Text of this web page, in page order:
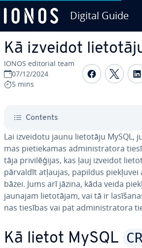
Digital Guide
Kā izveidot
IONOS editorial team
07/12/2024
5 mins
Share
Contents
Lai izveidotu jaunu lietotāju MySQL,
mas pie­tie­ka­mas ad­mi­nis­tra­to­ra
tā­ja pri­vi­lē­ģi­jas, kas ļauj izveidot
pārvaldīt atļaujas, papildus piekļuvei
bāzei. Jums arī jāzina, kāda veida
jaunajam lie­to­tā­jam, vai tā ir
nas tiesības vai pat ad­mi­nis­tra­to­ra
Kā lietot MySQL